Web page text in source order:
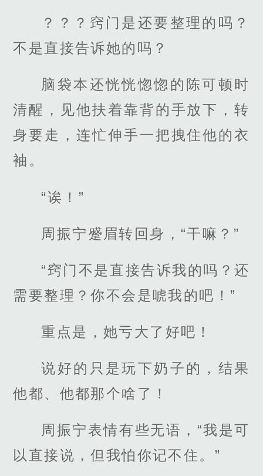
？？？窍门是还要整理的吗？
不是直接告诉她的吗？
脑袋本还恍恍惚惚的陈可顿时
清醒，见他扶着靠背的手放下，转
身要走，连忙伸手一把拽住他的衣
袖。
“诶！”
周振宁蹙眉转回身，“干嘛？”
“窍门不是直接告诉我的吗？还
需要整理？你不会是唬我的吧！”
重点是，她亏大了好吧！
说好的只是玩下奶子的，结果
他都、他都那个啥了！
周振宁表情有些无语，“我是可
以直接说，但我怕你记不住。”